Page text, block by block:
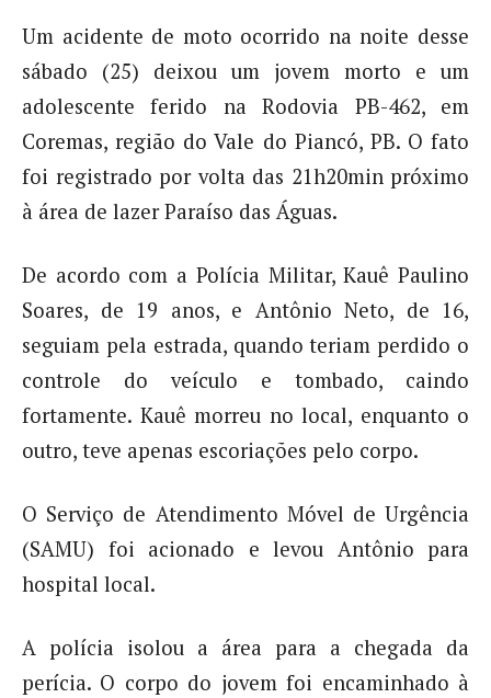
Um acidente de moto ocorrido na noite desse
sábado (25) deixou um jovem morto e um
adolescente ferido na Rodovia PB-462, em
Coremas, região do Vale do Piancó, PB. O fato
foi registrado por volta das 21h20min próximo
à área de lazer Paraíso das Águas.
De acordo com a Polícia Militar, Kauê Paulino
Soares, de 19 anos, e Antônio Neto, de 16,
seguiam pela estrada, quando teriam perdido o
controle do veículo e tombado, caindo
fortamente. Kauê morreu no local, enquanto o
outro, teve apenas escoriações pelo corpo.
O Serviço de Atendimento Móvel de Urgência
(SAMU) foi acionado e levou Antônio para
hospital local.
A polícia isolou a área para a chegada da
perícia. O corpo do jovem foi encaminhado à